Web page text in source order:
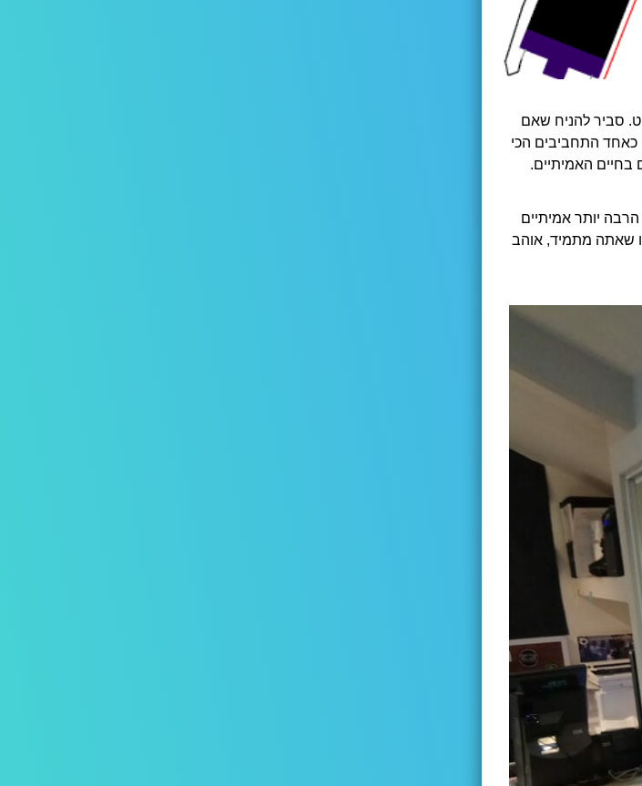
סביר להניח שאם
כאחד התחביבים הכי
בחיים האמיתיים.
יותר אמיתיים
שאתה מתמיד, אוהב